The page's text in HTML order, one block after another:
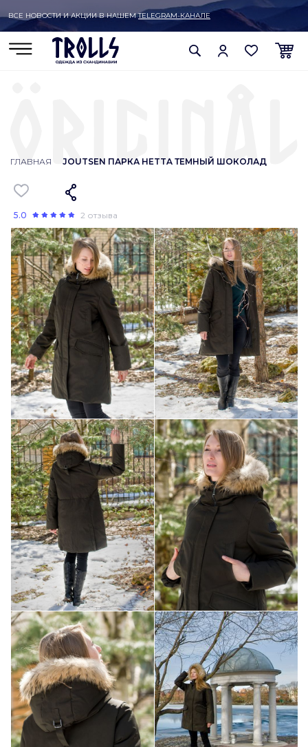
ВСЕ НОВОСТИ И АКЦИИ В НАШЕМTELEGRAM-КАНАЛЕ
ГЛАВНАЯ JOUTSEN ПАРКА HETTA ТЕМНЫЙ ШОКОЛАД
5.0 2 отзыва